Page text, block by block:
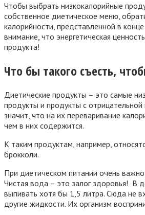
Чтобы выбрать низкокалорийные
собственное диетическое меню,
калорийности, представленной в
внимание, что энергетическая
продукта!
Что бы такого съесть,
Диетические продукты – это самые
продукты и продукты с
значит, что на их переваривание
чем в них содержится.
К таким продуктам, например,
брокколи.
При диетическом питании очень
Чистая вода – это залог здоровья! В
выпивать хотя бы 1,5 литра. Сюда не
другие жидкости. Их организм